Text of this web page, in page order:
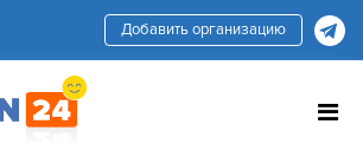
Добавить организацию